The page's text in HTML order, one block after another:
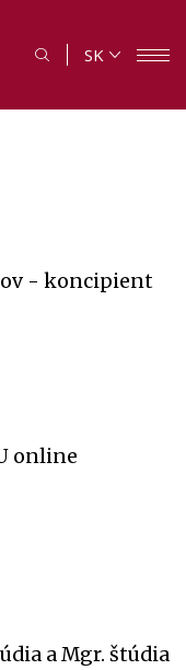
SK
- koncipient
online
a Mgr. štúdia